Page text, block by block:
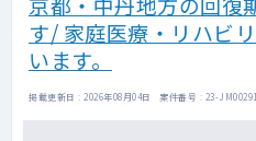
す/ 家庭医療・リハビ
います。
掲載更新日 : 2026年08月04日 案件番号 : 23-